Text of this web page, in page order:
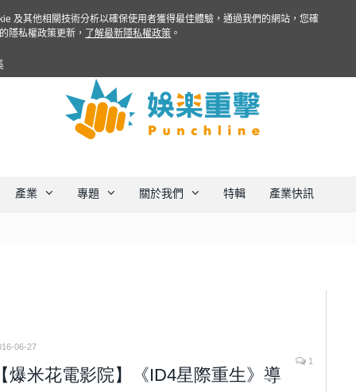
產業 專題 關於我們 特輯 產業快訊
06-27
1
爆米花電影院】《ID4星際重生》導
及其他相關技術分析以確保使用者獲得最佳體驗，通過我們的網站，您確
隱私權政策更新，
了解最新隱私權政策 。